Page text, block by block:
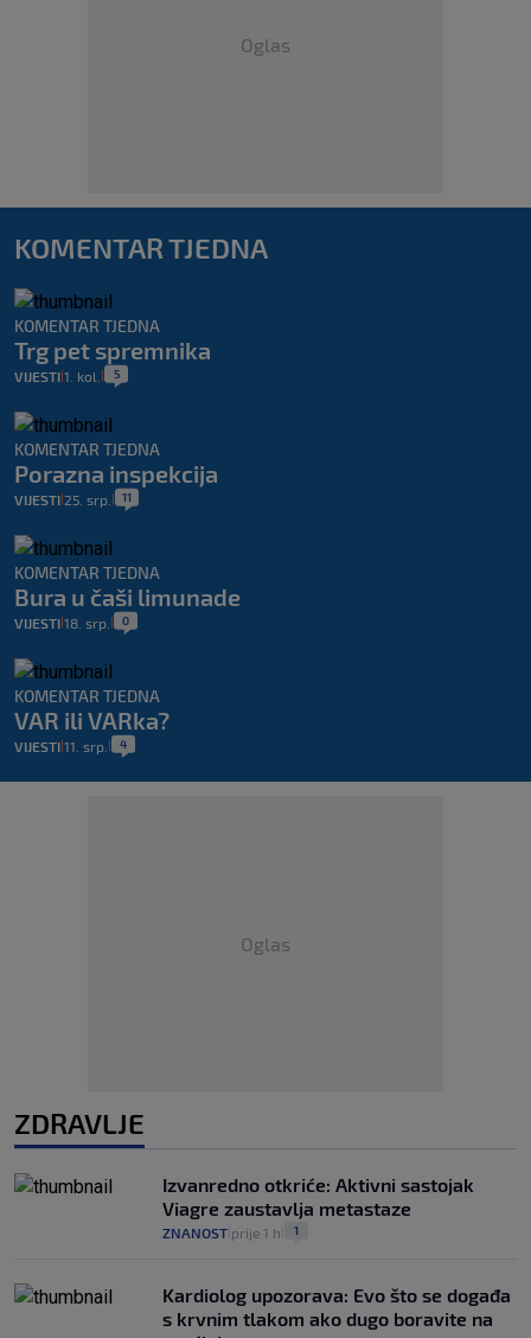
Oglas
KOMENTAR TJEDNA
KOMENTAR TJEDNA
Trg pet spremnika
VIJESTI 1. kol. 5
KOMENTAR TJEDNA
Porazna inspekcija
VIJESTI 25. srp. 11
KOMENTAR TJEDNA
Bura u čaši limunade
VIJESTI 18. srp. 0
KOMENTAR TJEDNA
VAR ili VARka?
VIJESTI 11. srp. 4
Oglas
ZDRAVLJE
Izvanredno otkriće: Aktivni sastojak
Viagre zaustavlja metastaze
ZNANOST prije 1 h 1
Kardiolog upozorava: Evo što se događa
s krvnim tlakom ako dugo boravite na